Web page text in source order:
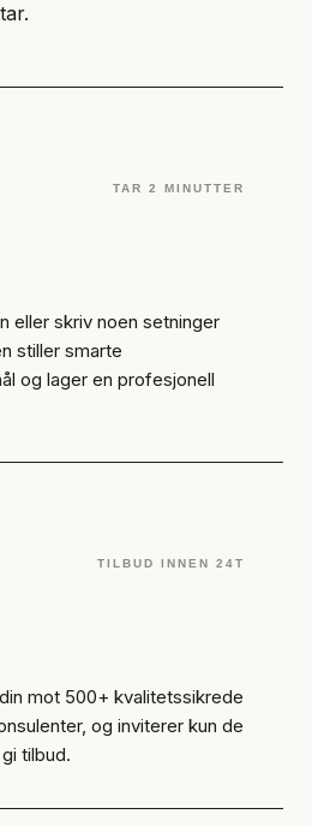
TAR 2 MINUTTER
eller skriv noen setninger
stiller smarte
og lager en profesjonell
TILBUD INNEN 24T
mot 500+ kvalitetssikrede
og inviterer kun de
tilbud.